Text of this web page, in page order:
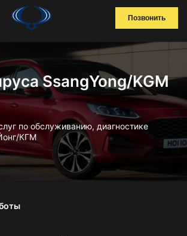
Позвонить
SsangYong/KGM
по обслуживанию, диагностике
КГМ